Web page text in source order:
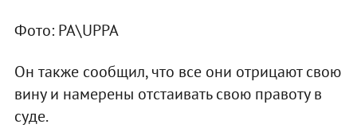
Фото: PA\UPPA
Он также сообщил, что все они отрицают свою
вину и намерены отстаивать свою правоту в
суде.